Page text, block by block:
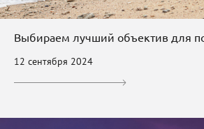
Выбираем лучший объектив для
12 сентября 2024